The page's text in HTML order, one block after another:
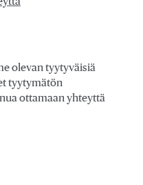
olevan tyytyväisiä
tyytymätön
ottamaan yhteyttä